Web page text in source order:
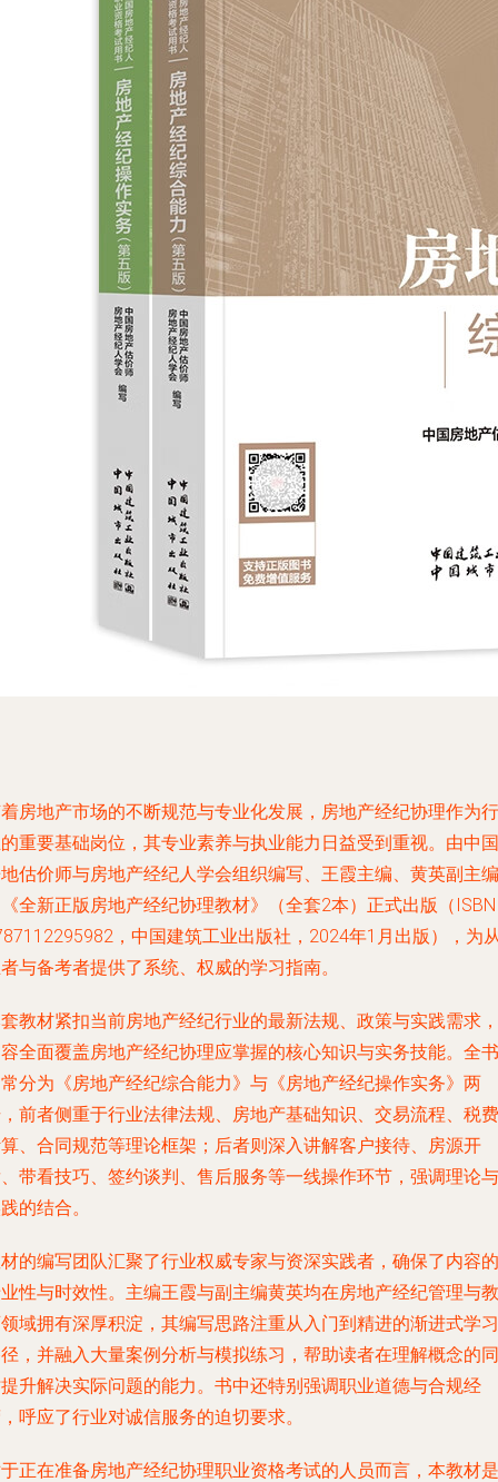
房地产市场的不断规范与专业化发展，房地产经纪协理作为行
重要基础岗位，其专业素养与执业能力日益受到重视。由中国
估价师与房地产经纪人学会组织编写、王霞主编、黄英副主编
全新正版房地产经纪协理教材》（全套2本）正式出版（
，中国建筑工业出版社，2024年1月出版），为
与备考者提供了系统、权威的学习指南。
教材紧扣当前房地产经纪行业的最新法规、政策与实践需求，
全面覆盖房地产经纪协理应掌握的核心知识与实务技能。全书
分为《房地产经纪综合能力》与《房地产经纪操作实务》两
前者侧重于行业法律法规、房地产基础知识、交易流程、税费
、合同规范等理论框架；后者则深入讲解客户接待、房源开
带看技巧、签约谈判、售后服务等一线操作环节，强调理论与
的结合。
的编写团队汇聚了行业权威专家与资深实践者，确保了内容的
性与时效性。主编王霞与副主编黄英均在房地产经纪管理与教
域拥有深厚积淀，其编写思路注重从入门到精进的渐进式学习
，并融入大量案例分析与模拟练习，帮助读者在理解概念的同
升解决实际问题的能力。书中还特别强调职业道德与合规经
呼应了行业对诚信服务的迫切要求。
正在准备房地产经纪协理职业资格考试的人员而言，本教材是